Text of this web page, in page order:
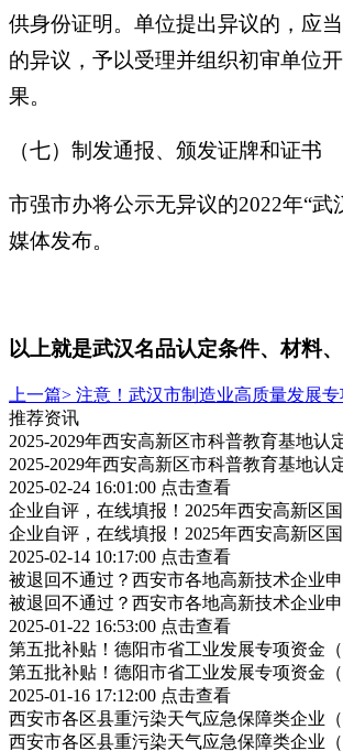
供身份证明。单位提出异议的，应
的异议，予以受理并组织初审单位
果。
（七）制发通报、颁发证牌和证书
市强市办将公示无异议的2022年“
媒体发布。
以上就是武汉名品认定条件、材料
上一篇> 注意！武汉市制造业高质量发展
推荐资讯
2025-2029年西安高新区市科普教育基地认
2025-2029年西安高新区市科普教育基地认
2025-02-24 16:01:00 点击查看
企业自评，在线填报！2025年西安高新区
企业自评，在线填报！2025年西安高新区
2025-02-14 10:17:00 点击查看
被退回不通过？西安市各地高新技术企业
被退回不通过？西安市各地高新技术企业
2025-01-22 16:53:00 点击查看
第五批补贴！德阳市省工业发展专项资金
第五批补贴！德阳市省工业发展专项资金
2025-01-16 17:12:00 点击查看
西安市各区县重污染天气应急保障类企业
西安市各区县重污染天气应急保障类企业